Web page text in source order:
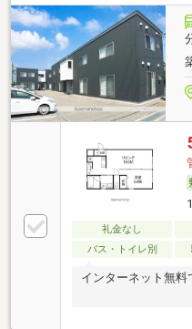
礼金なし
バス・トイレ別
インターネット無料